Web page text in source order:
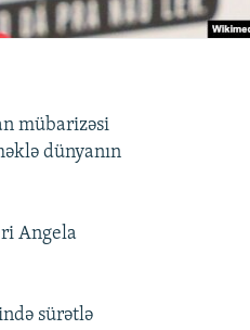
mübarizəsi
dünyanın
Angela
sürətlə